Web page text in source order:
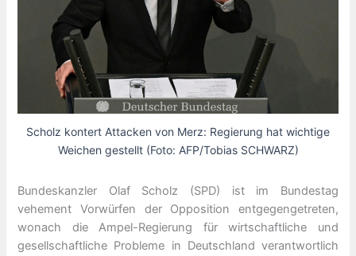
Scholz kontert Attacken von Merz: Regierung hat wichtige
Weichen gestellt (Foto: AFP/Tobias SCHWARZ)
Bundeskanzler Olaf Scholz (SPD) ist im Bundestag
vehement Vorwürfen der Opposition entgegengetreten,
wonach die Ampel-Regierung für wirtschaftliche und
gesellschaftliche Probleme in Deutschland verantwortlich